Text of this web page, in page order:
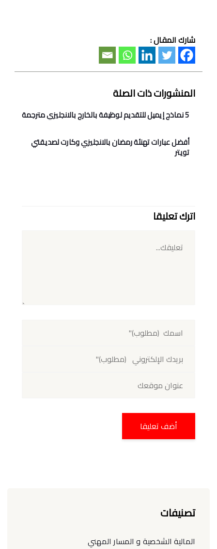
شارك المقال :
المنشورات ذات الصلة
5 نماذج إيميل للتقديم لوظيفة بالخارج بالانجليزي مترجمة
أفضل عبارات تهنئة رمضان بالانجليزي وكارت لصديقتي
تويتر
اترك تعليقا
تصنيفات
المالية الشخصية و المسار المهني